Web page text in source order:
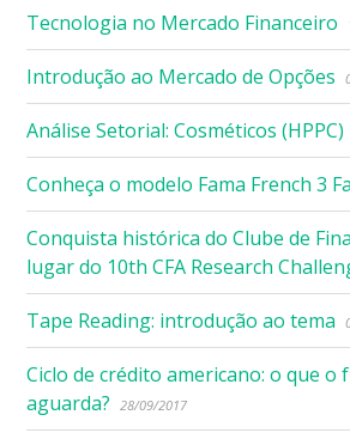
Tecnologia no Mercado Financeiro
Introdução ao Mercado de Opções
Análise Setorial: Cosméticos (HPPC)
Conheça o modelo Fama French 3
Conquista histórica do Clube de
lugar do 10th CFA Research
Tape Reading: introdução ao tema
Ciclo de crédito americano: o que o
aguarda?
28/09/2017